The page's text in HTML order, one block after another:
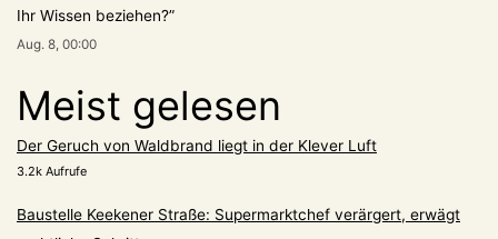
Ihr Wissen beziehen?”
Aug. 8, 00:00
Meist gelesen
Der Geruch von Waldbrand liegt in der Klever Luft
3.2k Aufrufe
Baustelle Keekener Straße: Supermarktchef verärgert, erwägt